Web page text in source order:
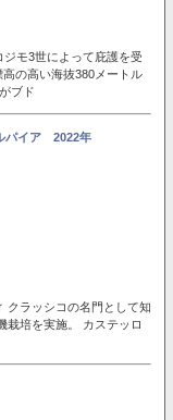
モ3世によって庇護を受
の高い海抜380メートル
ブド
パイア 2022年
クラッシコの名門として知
栽培を実施。 カステッロ